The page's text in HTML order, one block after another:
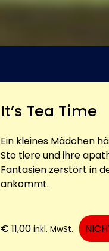
It’s Tea Time
Ein kleines Mädchen
Sto tiere und ihre
Fantasien zerstört in
ankommt.
€ 11,00 inkl. MwSt.